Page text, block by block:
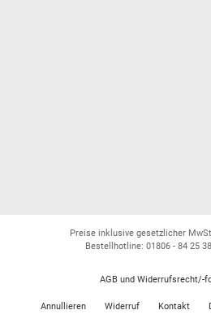
Preise inklusive gesetzlicher
Bestellhotline: 01806 - 84 25 38
AGB und Widerrufsrecht/-
Annullieren Widerruf Kontakt